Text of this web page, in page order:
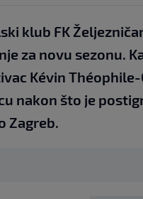
klub FK
za novu sezonu.
Kévin
nakon što je
Zagreb.